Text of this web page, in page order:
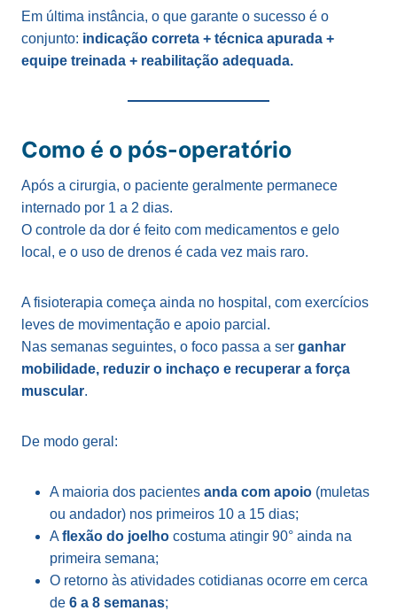
Em última instância, o que garante o sucesso é o
conjunto: indicação correta + técnica apurada +
equipe treinada + reabilitação adequada.
Como é o pós-operatório
Após a cirurgia, o paciente geralmente permanece
internado por 1 a 2 dias.
O controle da dor é feito com medicamentos e gelo
local, e o uso de drenos é cada vez mais raro.
A fisioterapia começa ainda no hospital, com exercícios
leves de movimentação e apoio parcial.
Nas semanas seguintes, o foco passa a ser ganhar
mobilidade, reduzir o inchaço e recuperar a força
muscular.
De modo geral:
A maioria dos pacientes anda com apoio (muletas
ou andador) nos primeiros 10 a 15 dias;
A flexão do joelho costuma atingir 90° ainda na
primeira semana;
O retorno às atividades cotidianas ocorre em cerca
de 6 a 8 semanas;